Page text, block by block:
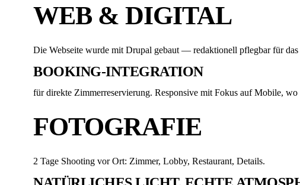
WEB & DIGITAL
Die Webseite wurde mit Drupal gebaut — redaktionell pflegbar für das
BOOKING-INTEGRATION
für direkte Zimmerreservierung. Responsive mit Fokus auf Mobile, wo
FOTOGRAFIE
2 Tage Shooting vor Ort: Zimmer, Lobby, Restaurant, Details.